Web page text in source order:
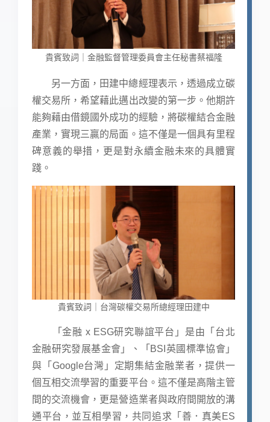
貴賓致詞｜金融監督管理委員會主任秘書蔡福隆
另一方面，田建中總經理表示，透過成立碳
權交易所，希望藉此邁出改變的第一步。他期許
能夠藉由借鏡國外成功的經驗，將碳權結合金融
產業，實現三贏的局面。這不僅是一個具有里程
碑意義的舉措，更是對永續金融未來的具體實
踐。
貴賓致詞｜台灣碳權交易所總經理田建中
「金融 x ESG研究聯誼平台」是由「台北
金融研究發展基金會」、「BSI英國標準協會」
與「Google台灣」定期集結金融業者，提供一
個互相交流學習的重要平台。這不僅是高階主管
間的交流機會，更是營造業者與政府間開放的溝
通平台，並互相學習，共同追求「善．真美ES